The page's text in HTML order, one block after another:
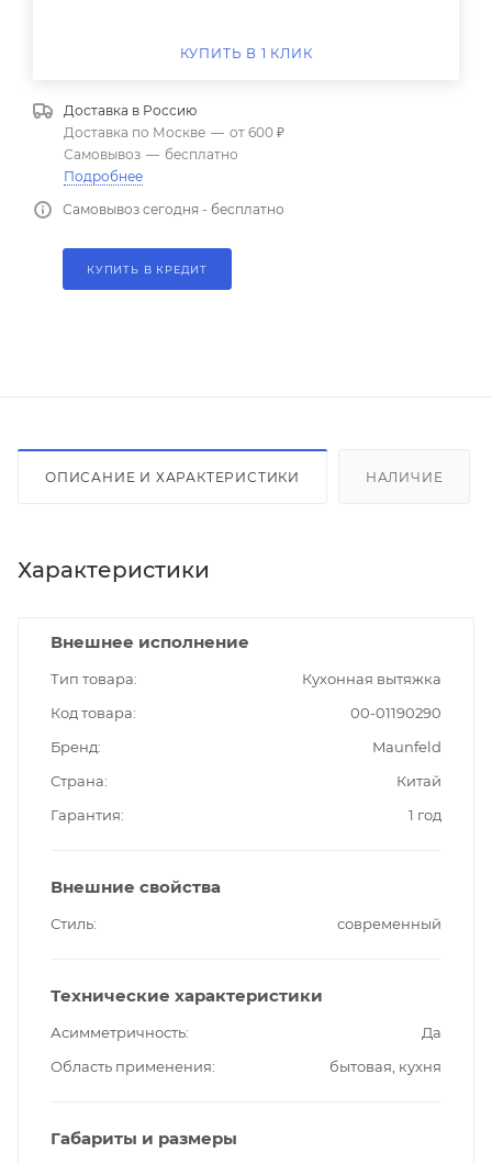
КУПИТЬ В 1 КЛИК
Доставка в Россию
Доставка по Москве — от 600 ₽
Самовывоз — бесплатно
Подробнее
Самовывоз сегодня - бесплатно
КУПИТЬ В КРЕДИТ
ОПИСАНИЕ И ХАРАКТЕРИСТИКИ НАЛИЧИЕ
Характеристики
Внешнее исполнение
Тип товара
Кухонная вытяжка
Код товара
00-01190290
Бренд
Maunfeld
Страна
Китай
Гарантия
1 год
Внешние свойства
Стиль современный
Технические характеристики
Асимметричность
Да
Область применения
бытовая, кухня
Габариты и размеры